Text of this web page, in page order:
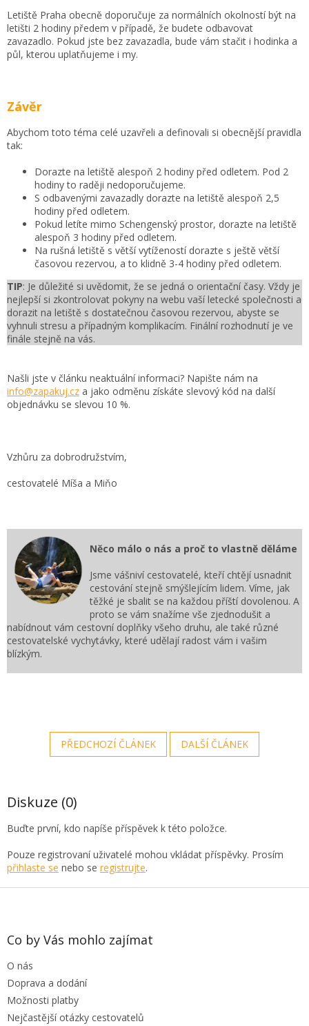
Letiště Praha obecně doporučuje za normálních okolností být na
letišti 2 hodiny předem v případě, že budete odbavovat
zavazadlo. Pokud jste bez zavazadla, bude vám stačit i hodinka a
půl, kterou uplatňujeme i my.
Závěr
Abychom toto téma celé uzavřeli a definovali si obecnější pravidla
tak:
Dorazte na letiště alespoň 2 hodiny před odletem. Pod 2
hodiny to raději nedoporučujeme.
S odbavenými zavazadly dorazte na letiště alespoň 2,5
hodiny před odletem.
Pokud letíte mimo Schengenský prostor, dorazte na letiště
alespoň 3 hodiny před odletem.
Na rušná letiště s větší vytížeností dorazte s ještě větší
časovou rezervou, a to klidně 3-4 hodiny před odletem.
TIP: Je důležité si uvědomit, že se jedná o orientační časy. Vždy je
nejlepší si zkontrolovat pokyny na webu vaší letecké společnosti a
dorazit na letiště s dostatečnou časovou rezervou, abyste se
vyhnuli stresu a případným komplikacím. Finální rozhodnutí je ve
finále stejně na vás.
Našli jste v článku neaktuální informaci? Napište nám na
info@zapakuj.cz a jako odměnu získáte slevový kód na další
objednávku se slevou 10 %.
Vzhůru za dobrodružstvím,
cestovatelé Míša a Miňo
Něco málo o nás a proč to vlastně děláme
Jsme vášniví cestovatelé, kteří chtějí usnadnit
cestování stejně smýšlejícím lidem. Víme, jak
těžké je sbalit se na každou příští dovolenou. A
proto se vám snažíme vše zjednodušit a
nabídnout vám cestovní doplňky všeho druhu, ale také různé
cestovatelské vychytávky, které udělají radost vám i vašim
blízkým.
PŘEDCHOZÍ ČLÁNEK DALŠÍ ČLÁNEK
Diskuze (0)
Buďte první, kdo napíše příspěvek k této položce.
Pouze registrovaní uživatelé mohou vkládat příspěvky. Prosím
přihlaste se nebo se registrujte.
Z
Co by Vás mohlo zajímat
O nás
Doprava a dodání
Možnosti platby
Nejčastější otázky cestovatelů